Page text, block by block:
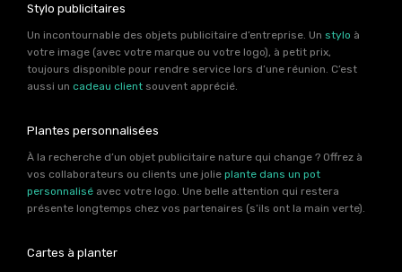
Stylo publicitaires
Un incontournable des objets publicitaire d’entreprise. Un stylo à
votre image (avec votre marque ou votre logo), à petit prix,
toujours disponible pour rendre service lors d’une réunion. C’est
aussi un cadeau client souvent apprécié.
Plantes personnalisées
À la recherche d’un objet publicitaire nature qui change ? Offrez à
vos collaborateurs ou clients une jolie plante dans un pot
personnalisé avec votre logo. Une belle attention qui restera
présente longtemps chez vos partenaires (s’ils ont la main verte).
Cartes à planter